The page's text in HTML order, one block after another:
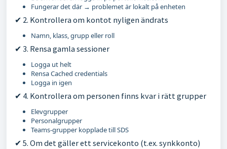
Fungerar det där → problemet är lokalt på enheten
✔ 2. Kontrollera om kontot nyligen ändrats
Namn, klass, grupp eller roll
✔ 3. Rensa gamla sessioner
Logga ut helt
Rensa Cached credentials
Logga in igen
✔ 4. Kontrollera om personen finns kvar i rätt grupper
Elevgrupper
Personalgrupper
Teams‑grupper kopplade till SDS
✔ 5. Om det gäller ett servicekonto (t.ex. synkkonto)